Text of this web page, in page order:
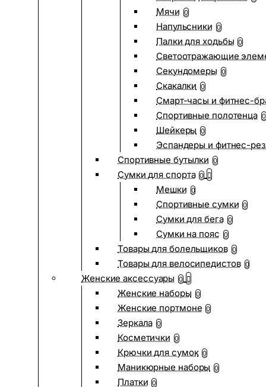
Мячи 0
Напульсники 0
Палки для ходьбы 0
Светоотражающие
Секундомеры 0
Скакалки 0
Смарт-часы и фитнес-
Спортивные полотенца 0
Шейкеры 0
Эспандеры и фитнес-
Спортивные бутылки 0
Сумки для спорта 0
Мешки 0
Спортивные сумки 0
Сумки для бега 0
Сумки на пояс 0
Товары для болельщиков 0
Товары для велосипедистов 0
Женские аксессуары 0
Женские наборы 0
Женские портмоне 0
Зеркала 0
Косметички 0
Крючки для сумок 0
Маникюрные наборы 0
Платки 0